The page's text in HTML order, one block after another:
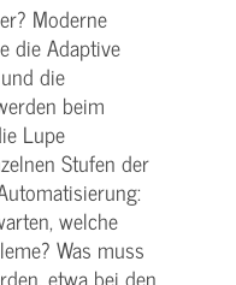
Moderne
die Adaptive
die
beim
Lupe
Stufen der
welche
Was muss